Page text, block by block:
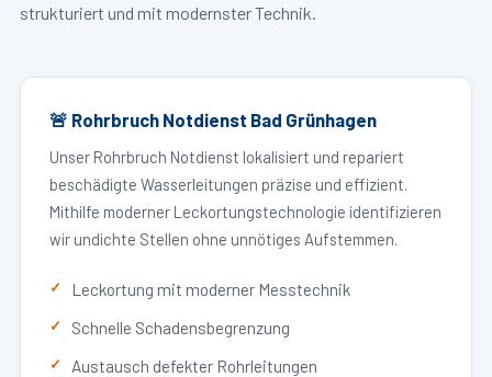
strukturiert und mit modernster Technik.
🚨 Rohrbruch Notdienst Bad Grünhagen
Unser Rohrbruch Notdienst lokalisiert und repariert
beschädigte Wasserleitungen präzise und effizient.
Mithilfe moderner Leckortungstechnologie identifizieren
wir undichte Stellen ohne unnötiges Aufstemmen.
Leckortung mit moderner Messtechnik
Schnelle Schadensbegrenzung
Austausch defekter Rohrleitungen